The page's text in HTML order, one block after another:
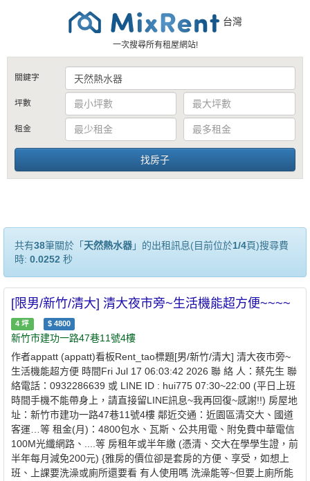
台灣
一次搜尋所有租屋網站!
關鍵字
坪數
租金
共有38筆關於「 天然熱水器」的出租訊息(目前位於1/4頁)搜尋費
時: 0.0252 秒
[限男/新竹/清大] 清大夜市旁~生活機能超方便~~~~
4 坪 $ 4800
新竹市建功一路47巷11號4樓
作者appatt (appatt)看板Rent_tao標題[男/新竹/清大] 清大夜市旁~
生活機能超方便 時間Fri Jul 17 06:03:42 2026 聯 絡 人：蔡先生 聯
絡電話：0932286639 或 LINE ID : hui775 07:30~22:00 (平日上班
時間手機不能帶身上，請直接留LINE訊息~我再回復~感謝!!) 房屋地
址：新竹市建功一路47巷11號4樓 鄰近交通：近園區清交大、國道
客運…等 租金(月)：4800包水、瓦斯、公共用電、附免費中華電信
100M光纖網路、....等 房租年或半年繳 (憑清、交大在學學生證，前
半年每月減免200元) {雅房的價位卻是套房的方便、享受，如想上
班、上課要洗澡或廁所還要看 有人使用嗎 洗澡能等~但要上廁所能